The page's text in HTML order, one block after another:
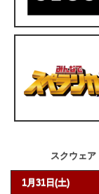
スクウェア
1月31日(土)